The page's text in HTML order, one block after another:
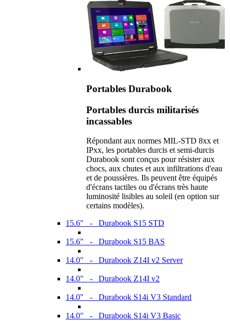
Portables Durabook
Portables durcis militarisés
incassables
Répondant aux normes MIL-STD 8xx et
IPxx, les portables durcis et semi-durcis
Durabook sont conçus pour résister aux
chocs, aux chutes et aux infiltrations d'eau
et de poussières. Ils peuvent être équipés
d'écrans tactiles ou d'écrans très haute
luminosité lisibles au soleil (en option sur
certains modèles).
15.6" - Durabook S15 STD
15.6" - Durabook S15 BAS
14.0" - Durabook Z14I v2 Server
14.0" - Durabook Z14I v2
14.0" - Durabook S14i V3 Standard
14.0" - Durabook S14i V3 Basic